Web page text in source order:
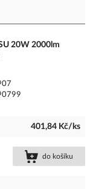
20W 2000lm
401,84 Kč/ks
do košíku